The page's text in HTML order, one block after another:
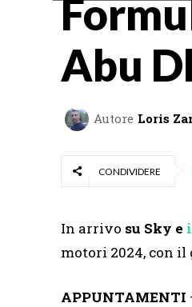
Abu
Autore Loris
CONDIVIDERE
In arrivo su Sky e
motori 2024, con
APPUNTAMENTI